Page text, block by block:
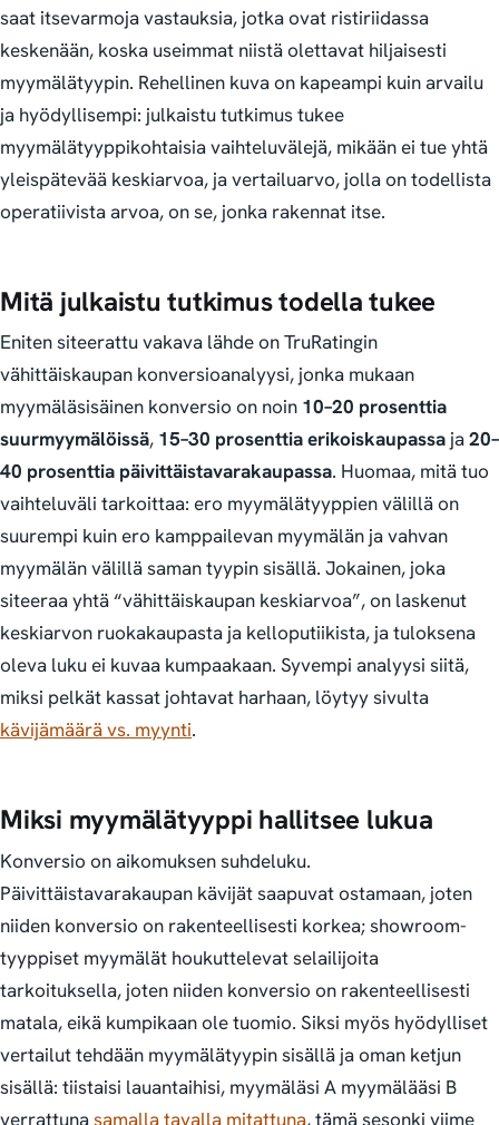
saat itsevarmoja vastauksia, jotka ovat ristiriidassa
keskenään, koska useimmat niistä olettavat hiljaisesti
myymälätyypin. Rehellinen kuva on kapeampi kuin arvailu
ja hyödyllisempi: julkaistu tutkimus tukee
myymälätyyppikohtaisia vaihteluvälejä, mikään ei tue yhtä
yleispätevää keskiarvoa, ja vertailuarvo, jolla on todellista
operatiivista arvoa, on se, jonka rakennat itse.
Mitä julkaistu tutkimus todella tukee
Eniten siteerattu vakava lähde on TruRatingin
vähittäiskaupan konversioanalyysi, jonka mukaan
myymäläsisäinen konversio on noin 10–20 prosenttia
suurmyymälöissä, 15–30 prosenttia erikoiskaupassa ja20–
40 prosenttia päivittäistavarakaupassa. Huomaa, mitä tuo
vaihteluväli tarkoittaa: ero myymälätyyppien välillä on
suurempi kuin ero kamppailevan myymälän ja vahvan
myymälän välillä saman tyypin sisällä. Jokainen, joka
siteeraa yhtä “vähittäiskaupan keskiarvoa”, on laskenut
keskiarvon ruokakaupasta ja kelloputiikista, ja tuloksena
oleva luku ei kuvaa kumpaakaan. Syvempi analyysi siitä,
miksi pelkät kassat johtavat harhaan, löytyy sivulta
kävijämäärä vs. myynti.
Miksi myymälätyyppi hallitsee lukua
Konversio on aikomuksen suhdeluku.
Päivittäistavarakaupan kävijät saapuvat ostamaan, joten
niiden konversio on rakenteellisesti korkea; showroom-
tyyppiset myymälät houkuttelevat selailijoita
tarkoituksella, joten niiden konversio on rakenteellisesti
matala, eikä kumpikaan ole tuomio. Siksi myös hyödylliset
vertailut tehdään myymälätyypin sisällä ja oman ketjun
sisällä: tiistaisi lauantaihisi, myymäläsi A myymälääsi B
verrattunasamalla tavalla mitattuna, tämä sesonki viime